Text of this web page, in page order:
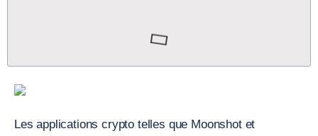
Les applications crypto telles que Moonshot et